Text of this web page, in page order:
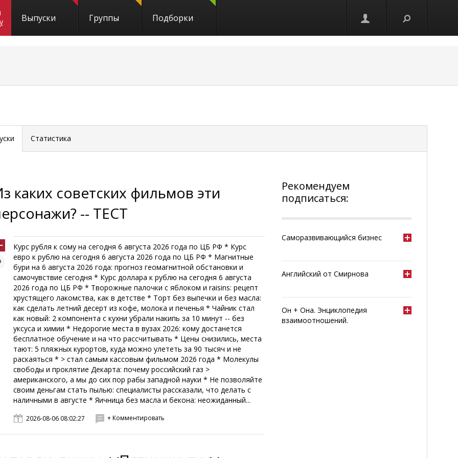
Выпуски Группы Подборки
Статистика
каких советских фильмов эти
-- ТЕСТ
Курс рубля к сому на сегодня 6 августа 2026 года по ЦБ РФ * Курс
евро к рублю на сегодня 6 августа 2026 года по ЦБ РФ * Магнитные
бури на 6 августа 2026 года: прогноз геомагнитной обстановки и
самочувствие сегодня * Курс доллара к рублю на сегодня 6 августа
2026 года по ЦБ РФ * Творожные палочки с яблоком и raisins: рецепт
хрустящего лакомства, как в детстве * Торт без выпечки и без масла:
как сделать летний десерт из кофе, молока и печенья * Чайник стал
как новый: 2 компонента с кухни убрали накипь за 10 минут -- без
уксуса и химии * Недорогие места в вузах 2026: кому достанется
бесплатное обучение и на что рассчитывать * Цены снизились, места
тают: 5 пляжных курортов, куда можно улететь за 90 тысяч и не
раскаяться * > стал самым кассовым фильмом 2026 года * Молекулы
свободы и проклятие Декарта: почему российский газ >
американского, а мы до сих пор рабы западной науки * Не позволяйте
своим деньгам стать пылью: специалисты рассказали, что делать с
наличными в августе * Яичница без масла и бекона: неожиданный...
2026-08-06 08:02:27 + Комментировать
Рекомендуем
подписаться:
Саморазвивающийся бизнес
Английский от Смирнова
Он + Она. Энциклопедия
взаимоотношений.